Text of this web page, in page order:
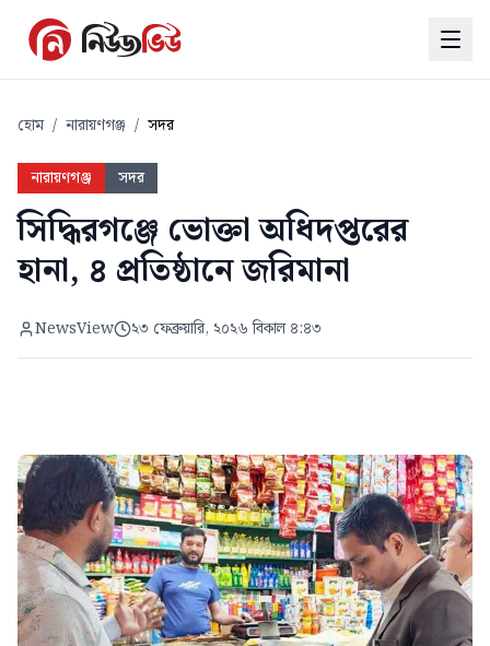
হোম / নারায়ণগঞ্জ / সদর
নারায়ণগঞ্জ সদর
সিদ্ধিরগঞ্জে ভোক্তা অধিদপ্তরের
হানা, ৪ প্রতিষ্ঠানে জরিমানা
NewsView ২৩ ফেব্রুয়ারি, ২০২৬ বিকাল ৪:৪৩